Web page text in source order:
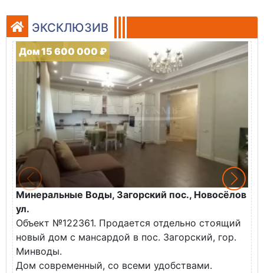
ЭКСКЛЮЗИВ
Дом 15 600 000 ₽
Минеральные Воды, Загорский пос., Новосёлов
ул.
Объект №122361. Продается отдельно стоящий
новый дом с мансардой в пос. Загорский, гор.
Минводы.
Дом современный, со всеми удобствами.